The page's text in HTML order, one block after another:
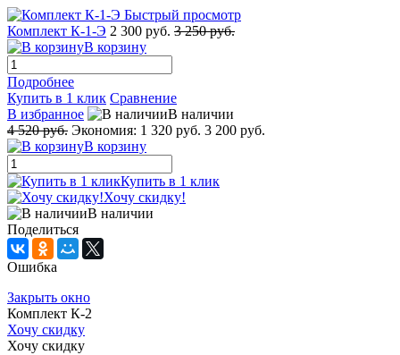
Быстрый просмотр
Комплект К-1-Э 2 300 руб. 3 250 руб.
В корзину
Подробнее
Купить в 1 клик Сравнение
В избранное
В наличии
4 520 руб. Экономия: 1 320 руб. 3 200 руб.
В корзину
Купить в 1 клик
Хочу скидку!
В наличии
Поделиться
Ошибка
Закрыть окно
Комплект К-2
Хочу скидку
Хочу скидку